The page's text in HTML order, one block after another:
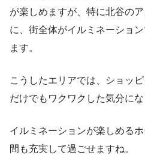
が楽しめますが、特に北谷の
に、街全体がイルミネーショ
ます。
こうしたエリアでは、ショッ
だけでもワクワクした気分にな
イルミネーションが楽しめる
間も充実して過ごせますね。